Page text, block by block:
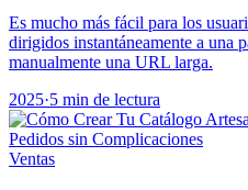
Es mucho más fácil para los
dirigidos instantáneamente a una
manualmente una URL larga.
2025·5 min de lectura
Ventas